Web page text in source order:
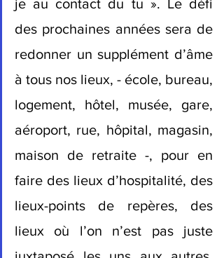
je au contact du tu ». Le défi
des prochaines années sera de
redonner un supplément d’âme
à tous nos lieux, - école, bureau,
logement, hôtel, musée, gare,
aéroport, rue, hôpital, magasin,
maison de retraite -, pour en
faire des lieux d’hospitalité, des
lieux-points de repères, des
lieux où l’on n’est pas juste